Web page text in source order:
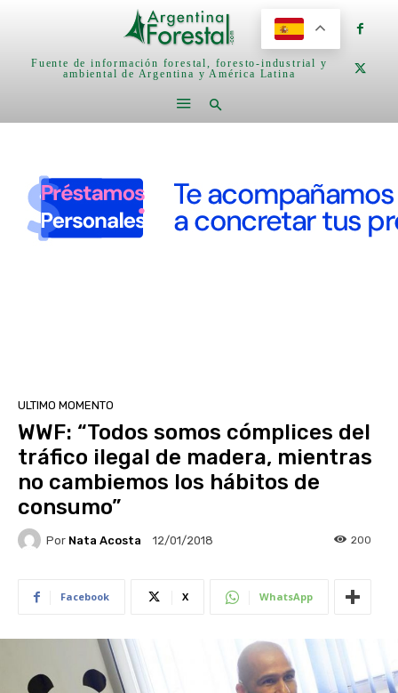
Fuente de información forestal, foresto-industrial y
ambiental de Argentina y América Latina
ULTIMO MOMENTO
WWF: “Todos somos cómplices del
tráfico ilegal de madera, mientras
no cambiemos los hábitos de
consumo”
Por Nata Acosta 12/01/2018 200
Facebook X WhatsApp